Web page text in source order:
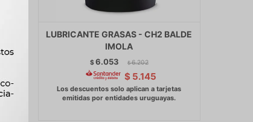
LUBRICANTE GRASAS - CH2 BALDE
IMOLA
$6.053 $ 6.202
$ 5.145